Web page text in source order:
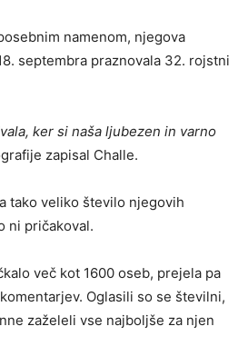
namenom, njegova
septembra praznovala 32. rojstni
ker si naša ljubezen in varno
zapisal Challe.
tako veliko število njegovih
ni pričakoval.
več kot 1600 oseb, prejela pa
Oglasili so se številni,
zaželeli vse najboljše za njen